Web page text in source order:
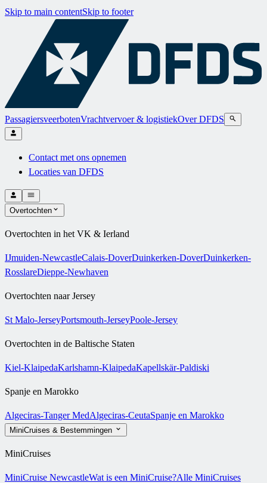
Skip to main contentSkip to footer
PassagiersveerbotenVrachtvervoer & logistiekOver DFDS
Contact met ons opnemen
Locaties van DFDS
Overtochten
Overtochten in het VK & Ierland
IJmuiden-NewcastleCalais-DoverDuinkerken-DoverDuinkerken-
RosslareDieppe-Newhaven
Overtochten naar Jersey
St Malo-JerseyPortsmouth-JerseyPoole-Jersey
Overtochten in de Baltische Staten
Kiel-KlaipedaKarlshamn-KlaipedaKapellskär-Paldiski
Spanje en Marokko
Algeciras-Tanger MedAlgeciras-CeutaSpanje en Marokko
MiniCruises & Bestemmingen
MiniCruises
MiniCruise NewcastleWat is een MiniCruise?Alle MiniCruises